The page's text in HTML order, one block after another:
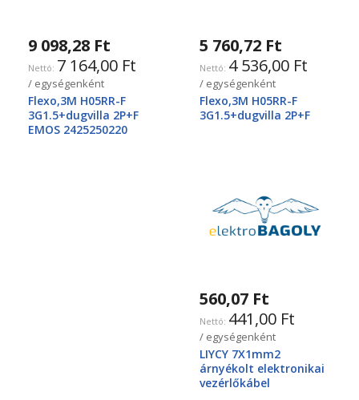
9 098,28 Ft
7 164,00 Ft
/ egységenként
Flexo,3M H05RR-F
3G1.5+dugvilla 2P+F
EMOS 2425250220
5 760,72 Ft
4 536,00 Ft
/ egységenként
Flexo,3M H05RR-F
3G1.5+dugvilla 2P+F
560,07 Ft
441,00 Ft
/ egységenként
LIYCY 7X1mm2
árnyékolt elektronikai
vezérlőkábel